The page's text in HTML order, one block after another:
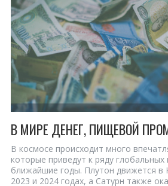
В космосе происходит много
которые приведут к ряду глобальных
ближайшие годы. Плутон движется в
2023 и 2024 годах, а Сатурн также